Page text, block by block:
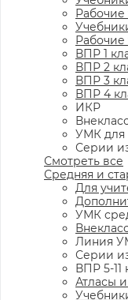
Рабочие
Рабочие
ВПР 1
ВПР 2
ВПР 3
ВПР 4
ИКР
УМК для
Серии
Смотреть все
Средняя и
Для
УМК
Линия
Серии
ВПР 5-11
Атласы